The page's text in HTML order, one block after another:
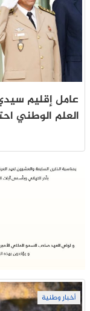
عامل إقليم
العلم الوطني احتفاءً
أخبار وطنية